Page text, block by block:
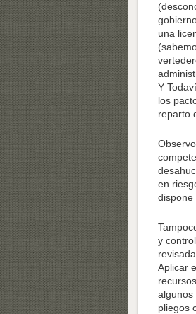
una
Y
los
reparto
en
dispone
y
Aplicar
algunos
pliegos